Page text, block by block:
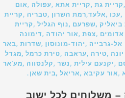
גת ,קריית אתא ,עפולה ,אום
,אלעד,רמת השרון ,טבריה ,קריית
ביאליק ,שפרעם ,נוף הגליל ,קריית
,צפת ,אור יהודה ,דימונה
גרבייה ,יהוד-מונוסון ,שדרות ,באר
,טירה ,עראבה ,טירת כרמל ,מגדל
,יקנעם עילית ,נשר ,קלנסווה ,מע'אר
,אור עקיבא ,אריאל ,בית שאן.
משלוחים לכל ישוב